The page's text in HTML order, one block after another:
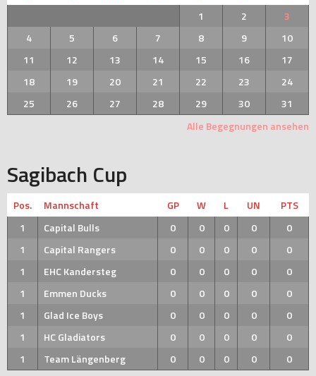
1
2
3
4
5 6 7 8 9
10
11
12 13 14 15 16
17
18
19 20 21 22 23
24
25
26 27 28 29 30
31
Alle Begegnungen ansehen
Sagibach Cup
Pos. Mannschaft GP W L UN
PTS
1
Capital Bulls 0 0 0 0
0
1
Capital Rangers 0 0 0 0
0
1
EHC Kandersteg 0 0 0 0
0
1
Emmen Ducks 0 0 0 0
0
1
Glad Ice Boys 0 0 0 0
0
1
HC Gladiators 0 0 0 0
0
1
Team Längenberg 0 0 0 0
0